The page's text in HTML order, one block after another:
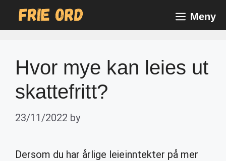
Meny
Hvor mye kan leies ut
skattefritt?
23/11/2022 by
Dersom du har årlige leieinntekter på mer